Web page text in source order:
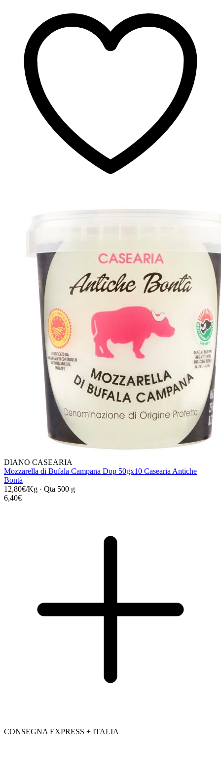
DIANO CASEARIA
Mozzarella di Bufala Campana Dop 50gx10 Casearia Antiche
Bontà
12,80€/Kg · Qta 500 g
6,40€
CONSEGNA EXPRESS + ITALIA